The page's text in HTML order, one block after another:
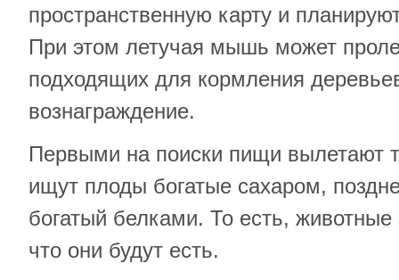
пространственную карту и
При этом летучая мышь может
подходящих для кормления
вознаграждение.
Первыми на поиски пищи вылетают
ищут плоды богатые сахаром,
богатый белками. То есть, животные
что они будут есть.